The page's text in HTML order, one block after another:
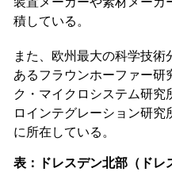
積している。
また、欧州最大の科学技
あるフラウンホーファー研
ク・マイクロシステム研究
ロインテグレーション研
に所在している。
表：ドレスデン北部（ドレ